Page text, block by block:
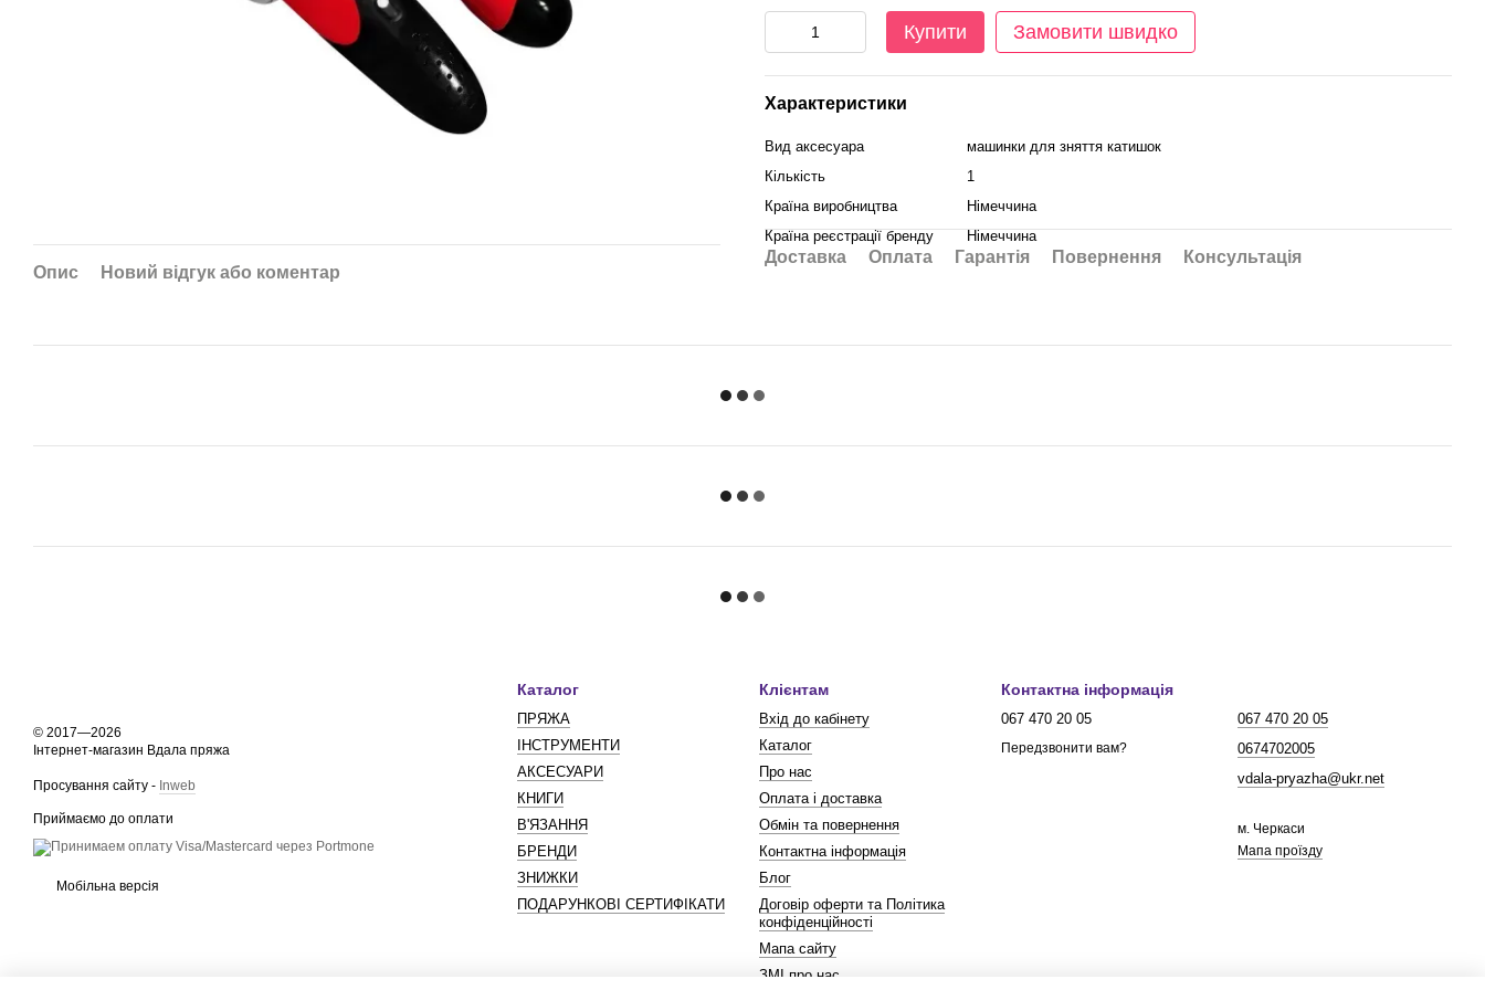
Опис Новий відгук або коментар
Купити Замовити швидко
Характеристики
Вид аксесуара
машинки для зняття катишок
Кількість
1
Країна виробництва
Німеччина
Країна реєстрації бренду
Німеччина
Доставка Оплата Гарантія Повернення Консультація
© 2017—2026
Інтернет-магазин Вдала пряжа
Просування сайту - Inweb
Приймаємо до оплати
Мобільна версія
Каталог
ПРЯЖА
ІНСТРУМЕНТИ
АКСЕСУАРИ
КНИГИ
В'ЯЗАННЯ
БРЕНДИ
ЗНИЖКИ
ПОДАРУНКОВІ СЕРТИФІКАТИ
Клієнтам
Вхід до кабінету
Каталог
Про нас
Оплата і доставка
Обмін та повернення
Контактна інформація
Блог
Договір оферти та Політика
конфіденційності
Мапа сайту
ЗМІ про нас
Контактна інформація
067 470 20 05
Передзвонити вам?
067 470 20 05
0674702005
vdala-pryazha@ukr.net
м. Черкаси
Мапа проїзду